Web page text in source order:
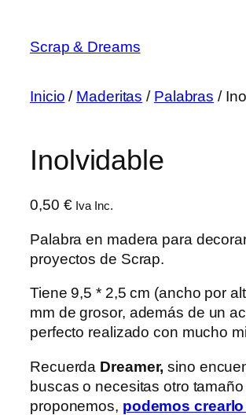
contenido
Scrap & Dreams
Inicio / Maderitas / Palabras /
Inolvidable
0,50 € Iva Inc.
Palabra en madera para
proyectos de Scrap.
Tiene 9,5 * 2,5 cm (ancho por
mm de grosor, además de un
perfecto realizado con mucho
Recuerda Dreamer, sino
buscas o necesitas otro
proponemos, podemos